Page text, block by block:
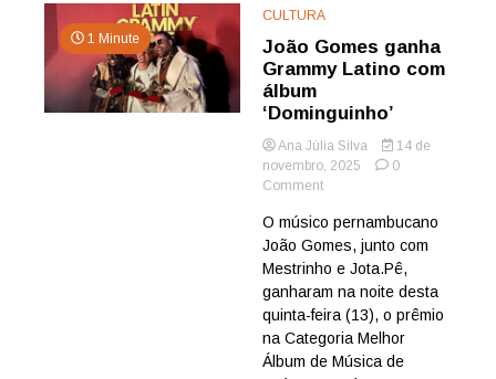
1 Minute
CULTURA
João Gomes ganha
Grammy Latino com
álbum
‘Dominguinho’
Ana Júlia Silva
14 de
novembro, 2025
0
Commenton
Gomes
ganha
Grammy
álbum
‘Dominguinho’
O músico pernambucano
João Gomes, junto com
Mestrinho e Jota.Pê,
ganharam na noite desta
quinta-feira (13), o prêmio
na Categoria Melhor
Álbum de Música de